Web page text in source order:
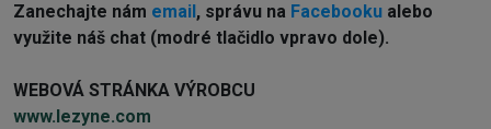
Zanechajte nám email , správu na Facebooku alebo
využite náš chat (modré tlačidlo vpravo dole).
WEBOVÁ STRÁNKA VÝROBCU
www.lezyne.com